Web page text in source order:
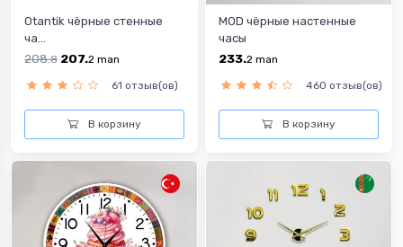
Otantik чёрные стенные
ча...
208.8 207.2 man
61 отзыв(ов)
В корзину
MOD чёрные настенные
часы
233.2 man
460 отзыв(ов)
В корзину